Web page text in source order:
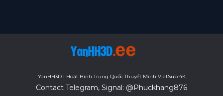
YanHH3D | Hoạt Hình Trung Quốc Thuyết Minh VietSub 4K
Contact Telegram, Signal: @Phuckhang876